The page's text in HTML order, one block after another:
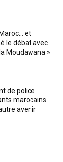
et
le débat avec
Moudawana »
de police
marocains
avenir